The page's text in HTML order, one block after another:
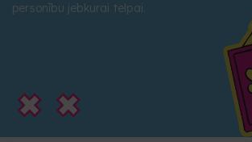
personību jebkurai telpai.